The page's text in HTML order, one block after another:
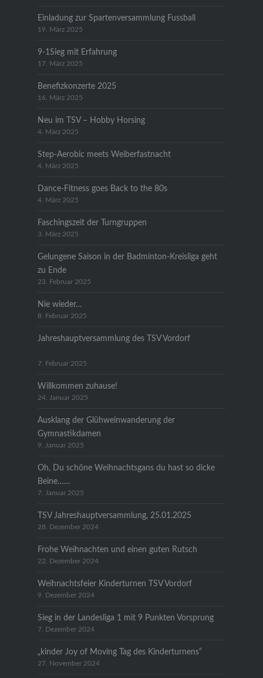
Einladung zur Spartenversammlung Fussball
19. März 2025
9-1Sieg mit Erfahrung
17. März 2025
Benefizkonzerte 2025
16. März 2025
Neu im TSV – Hobby Horsing
4. März 2025
Step-Aerobic meets Weiberfastnacht
4. März 2025
Dance-Fitness goes Back to the 80s
4. März 2025
Faschingszeit der Turngruppen
3. März 2025
Gelungene Saison in der Badminton-Kreisliga geht
zu Ende
23. Februar 2025
Nie wieder…
8. Februar 2025
Jahreshauptversammlung des TSV Vordorf
7. Februar 2025
Willkommen zuhause!
24. Januar 2025
Ausklang der Glühweinwanderung der
Gymnastikdamen
9. Januar 2025
Oh, Du schöne Weihnachtsgans du hast so dicke
Beine……
7. Januar 2025
TSV Jahreshauptversammlung, 25.01.2025
28. Dezember 2024
Frohe Weihnachten und einen guten Rutsch
22. Dezember 2024
Weihnachtsfeier Kinderturnen TSV Vordorf
9. Dezember 2024
Sieg in der Landesliga 1 mit 9 Punkten Vorsprung
7. Dezember 2024
„kinder Joy of Moving Tag des Kinderturnens“
27. November 2024